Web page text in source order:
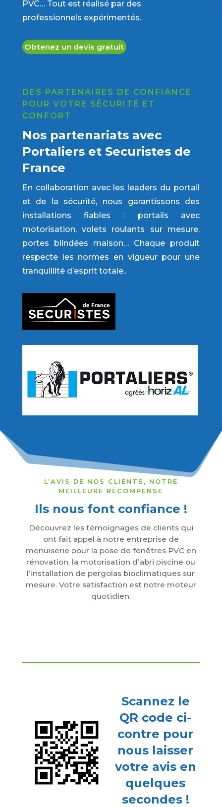
PVC… Tout est réalisé par des
professionnels expérimentés.
Obtenez un devis gratuit
DES PARTENAIRES DE CONFIANCE
POUR VOTRE SÉCURITÉ ET
CONFORT
Nos partenariats avec
Portaliers et Securistes de
France
En collaboration avec les leaders du portail
et de la sécurité, nous garantissons des
installations fiables : portails avec
motorisation, volets roulants sur mesure,
portes blindées maison… Chaque produit
respecte les normes en vigueur pour une
tranquillité d’esprit totale..
L’AVIS DE NOS CLIENTS, NOTRE
MEILLEURE RÉCOMPENSE
Ils nous font confiance !
Découvrez les témoignages de clients qui
ont fait appel à notre entreprise de
menuiserie pour la pose de fenêtres PVC en
rénovation, la motorisation d’abri piscine ou
l’installation de pergolas bioclimatiques sur
mesure. Votre satisfaction est notre moteur
quotidien.
Scannez le
QR code ci-
contre pour
nous laisser
votre avis en
quelques
secondes !